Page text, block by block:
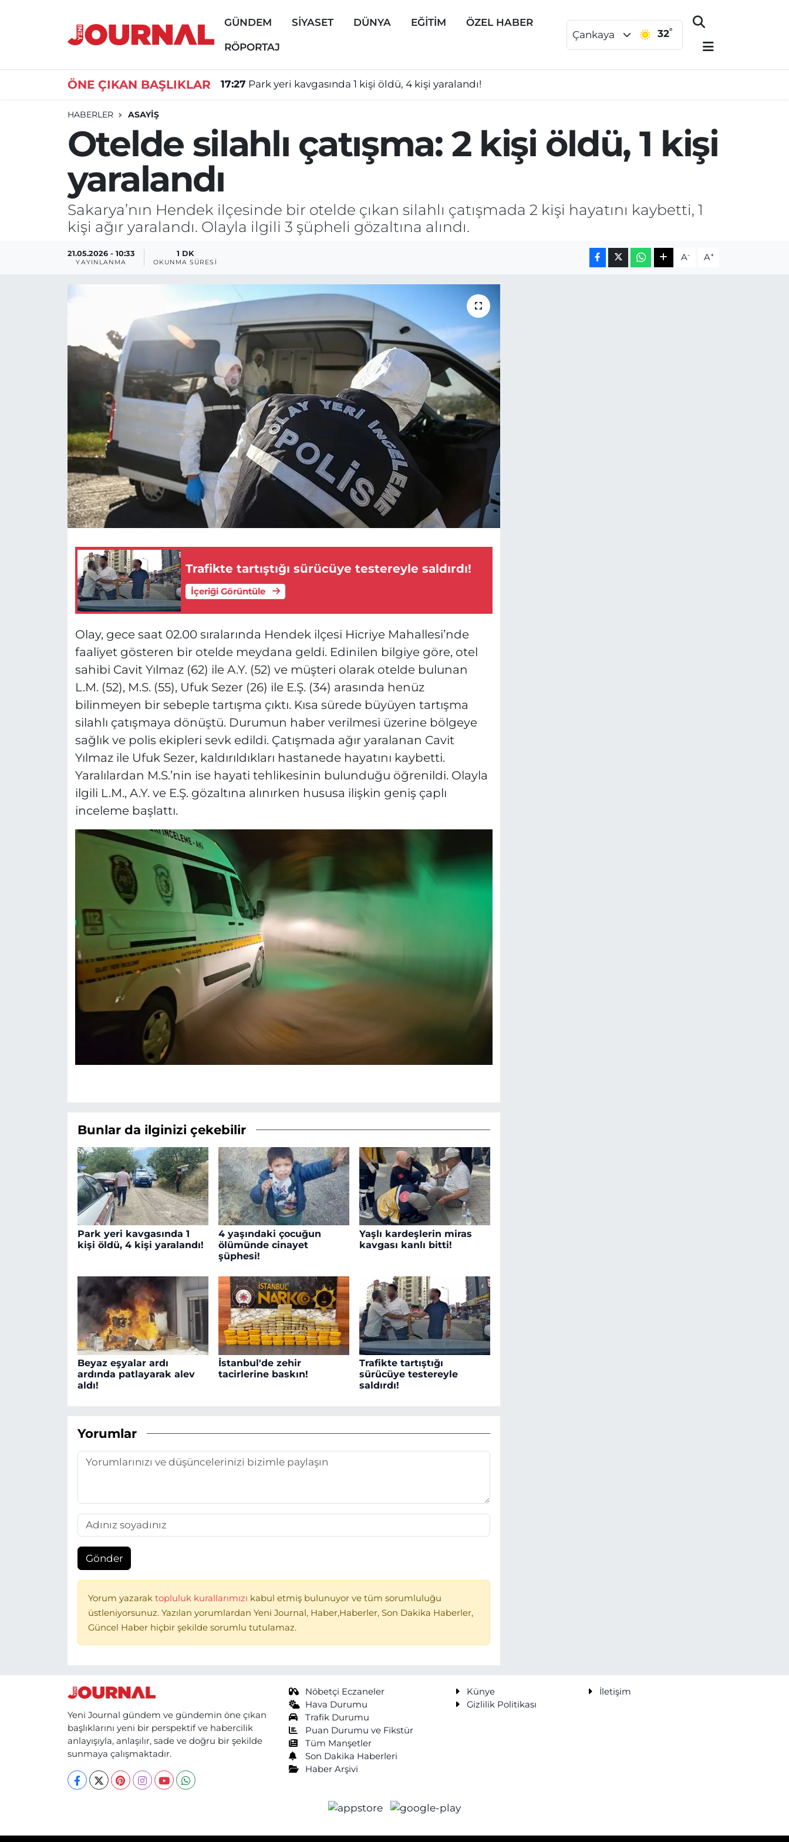
GÜNDEM SİYASET DÜNYA EĞİTİM ÖZEL HABER
RÖPORTAJ
Çankaya 32°
ÖNE ÇIKAN BAŞLIKLAR 17:27 Park yeri kavgasında 1 kişi öldü, 4 kişi yaralandı!
HABERLER ASAYİŞ
Otelde silahlı çatışma: 2 kişi öldü, 1 kişi
yaralandı
Sakarya’nın Hendek ilçesinde bir otelde çıkan silahlı çatışmada 2 kişi hayatını kaybetti, 1
kişi ağır yaralandı. Olayla ilgili 3 şüpheli gözaltına alındı.
21.05.2026 - 10:33
YAYINLANMA
1 DK
OKUNMA SÜRESI A- A+
Trafikte tartıştığı sürücüye testereyle saldırdı!
İçeriği Görüntüle
Olay, gece saat 02.00 sıralarında Hendek ilçesi Hicriye Mahallesi’nde
faaliyet gösteren bir otelde meydana geldi. Edinilen bilgiye göre, otel
sahibi Cavit Yılmaz (62) ile A.Y. (52) ve müşteri olarak otelde bulunan
L.M. (52), M.S. (55), Ufuk Sezer (26) ile E.Ş. (34) arasında henüz
bilinmeyen bir sebeple tartışma çıktı. Kısa sürede büyüyen tartışma
silahlı çatışmaya dönüştü. Durumun haber verilmesi üzerine bölgeye
sağlık ve polis ekipleri sevk edildi. Çatışmada ağır yaralanan Cavit
Yılmaz ile Ufuk Sezer, kaldırıldıkları hastanede hayatını kaybetti.
Yaralılardan M.S.’nin ise hayati tehlikesinin bulunduğu öğrenildi. Olayla
ilgili L.M., A.Y. ve E.Ş. gözaltına alınırken hususa ilişkin geniş çaplı
inceleme başlattı.
Bunlar da ilginizi çekebilir
Park yeri kavgasında 1
kişi öldü, 4 kişi yaralandı!
4 yaşındaki çocuğun
ölümünde cinayet
şüphesi!
Yaşlı kardeşlerin miras
kavgası kanlı bitti!
Beyaz eşyalar ardı
ardında patlayarak alev
aldı!
İstanbul'de zehir
tacirlerine baskın!
Trafikte tartıştığı
sürücüye testereyle
saldırdı!
Yorumlar
Gönder
Yorum yazarak topluluk kurallarımızı kabul etmiş bulunuyor ve tüm sorumluluğu
üstleniyorsunuz. Yazılan yorumlardan Yeni Journal, Haber,Haberler, Son Dakika Haberler,
Güncel Haber hiçbir şekilde sorumlu tutulamaz.
Yeni Journal gündem ve gündemin öne çıkan
başlıklarını yeni bir perspektif ve habercilik
anlayışıyla, anlaşılır, sade ve doğru bir şekilde
sunmaya çalışmaktadır.
Nöbetçi Eczaneler
Hava Durumu
Trafik Durumu
Puan Durumu ve Fikstür
Tüm Manşetler
Son Dakika Haberleri
Haber Arşivi
Künye
İletişim
Gizlilik Politikası
GÜNDEM
DÜNYA
ÖZEL HABER
Nöbetçi Eczaneler
Süper Lig Puan Durumu ve Fikstür
Son Dakika Haberleri
Haber Arşivi